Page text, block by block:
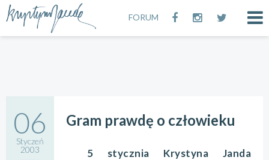
FORUM
06
Styczeń
2003
Gram prawdę o człowieku
5 stycznia Krystyna Janda